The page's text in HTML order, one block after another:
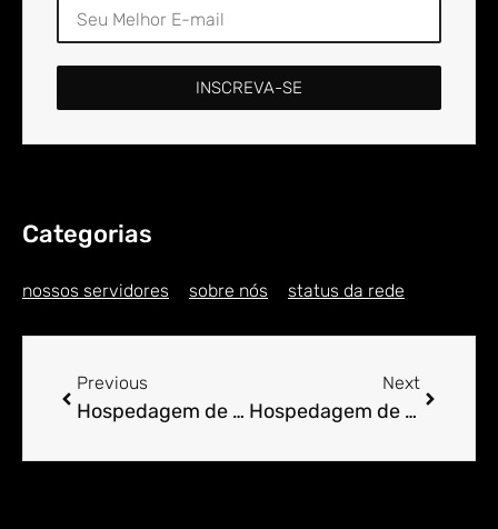
INSCREVA-SE
Categorias
nossos servidores sobre nós status da rede
Previous
Hospedagem de Sites para Engenheiro em Ajuruteua
Next
Hospedagem de Sites para Engenheiro em Akotipa